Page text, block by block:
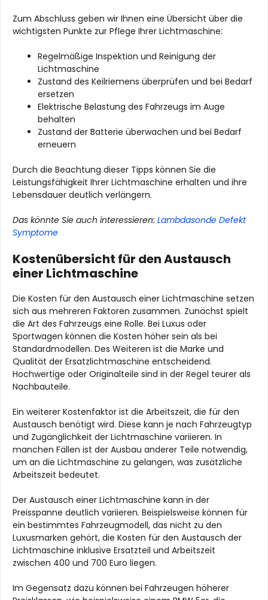
Zum Abschluss geben wir Ihnen eine Übersicht über die
wichtigsten Punkte zur Pflege Ihrer Lichtmaschine:
Regelmäßige Inspektion und Reinigung der
Lichtmaschine
Zustand des Keilriemens überprüfen und bei Bedarf
ersetzen
Elektrische Belastung des Fahrzeugs im Auge
behalten
Zustand der Batterie überwachen und bei Bedarf
erneuern
Durch die Beachtung dieser Tipps können Sie die
Leistungsfähigkeit Ihrer Lichtmaschine erhalten und ihre
Lebensdauer deutlich verlängern.
Das könnte Sie auch interessieren: Lambdasonde Defekt
Symptome
Kostenübersicht für den Austausch
einer Lichtmaschine
Die Kosten für den Austausch einer Lichtmaschine setzen
sich aus mehreren Faktoren zusammen. Zunächst spielt
die Art des Fahrzeugs eine Rolle. Bei Luxus oder
Sportwagen können die Kosten höher sein als bei
Standardmodellen. Des Weiteren ist die Marke und
Qualität der Ersatzlichtmaschine entscheidend.
Hochwertige oder Originalteile sind in der Regel teurer als
Nachbauteile.
Ein weiterer Kostenfaktor ist die Arbeitszeit, die für den
Austausch benötigt wird. Diese kann je nach Fahrzeugtyp
und Zugänglichkeit der Lichtmaschine variieren. In
manchen Fällen ist der Ausbau anderer Teile notwendig,
um an die Lichtmaschine zu gelangen, was zusätzliche
Arbeitszeit bedeutet.
Der Austausch einer Lichtmaschine kann in der
Preisspanne deutlich variieren. Beispielsweise können für
ein bestimmtes Fahrzeugmodell, das nicht zu den
Luxusmarken gehört, die Kosten für den Austausch der
Lichtmaschine inklusive Ersatzteil und Arbeitszeit
zwischen 400 und 700 Euro liegen.
Im Gegensatz dazu können bei Fahrzeugen höherer